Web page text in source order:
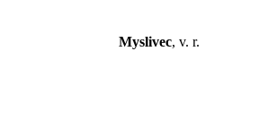
Myslivec, v. r.